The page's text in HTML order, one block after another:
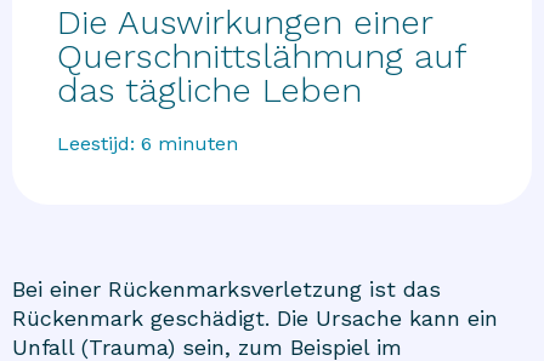
Die Auswirkungen einer
Querschnittslähmung auf
das tägliche Leben
Leestijd:6 minuten
Bei einer Rückenmarksverletzung ist das
Rückenmark geschädigt. Die Ursache kann ein
Unfall (Trauma) sein, zum Beispiel im